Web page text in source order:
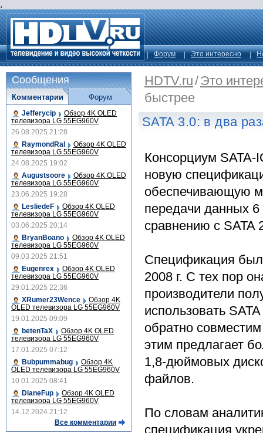
.
Форум Это интересно
HDTV.ru/Это
быстрее
SATA 3.0: в два
Консорциум SATA-
новую
обеспечивающую
передачи данных
сравнению с SATA
Спецификация
2008 г. С тех пор
производители
использовать
обратно
этим предлагает
1,8-дюймовых
файлов.
По словам
спецификация
Сообщения
Комментарии
Jefferycip Обзор 4K OLED
телевизора LG 55EG960V
26.08.2025 21:28
RaymondRal
Обзор 4K OLED
телевизора LG 55EG960V
24.08.2025 19:02
Augustsoore
Обзор 4K OLED
телевизора LG 55EG960V
23.06.2025 19:28
LesliedeF
Обзор 4K OLED
телевизора LG 55EG960V
03.06.2025 20:14
BryanBoano
Обзор 4K OLED
телевизора LG 55EG960V
09.03.2025 21:51
Eugenrex
Обзор 4K OLED
телевизора LG 55EG960V
29.01.2025 22:36
XRumer23Wence
Обзор 4K
OLED телевизора LG 55EG960V
19.01.2025 09:09
betenTaX
Обзор 4K OLED
телевизора LG 55EG960V
17.01.2025 07:12
Bubpummabug
Обзор 4K
OLED телевизора LG 55EG960V
10.01.2025 08:41
DianeFup
Обзор 4K OLED
телевизора LG 55EG960V
14.12.2024 21:12
Все комментарии
Форум